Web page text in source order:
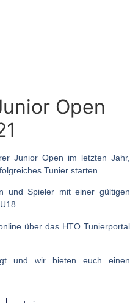
Open
Junior Open im letzten Jahr,
Tunier starten.
und Spieler mit einer gültigen
über das HTO Tunierportal
und wir bieten euch einen